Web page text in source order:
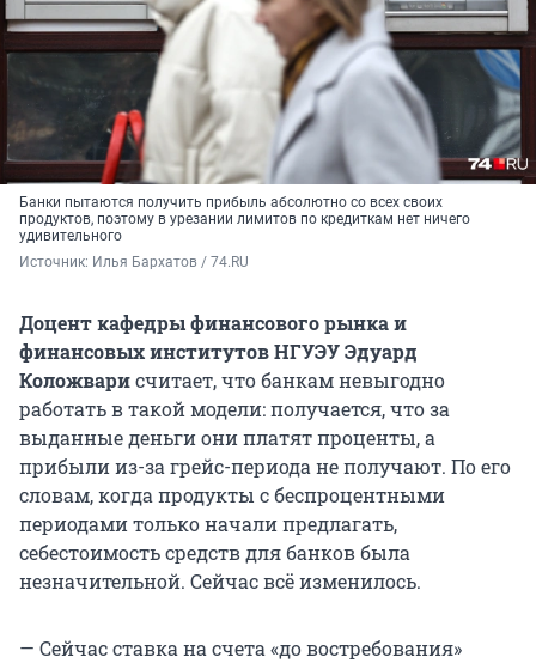
Банки пытаются получить прибыль абсолютно со всех своих
продуктов, поэтому в урезании лимитов по кредиткам нет ничего
удивительного
Источник: Илья Бархатов / 74.RU
Доцент кафедры финансового рынка и
финансовых институтов НГУЭУ Эдуард
Коложварисчитает, что банкам невыгодно
работать в такой модели: получается, что за
выданные деньги они платят проценты, а
прибыли из-за грейс-периода не получают. По его
словам, когда продукты с беспроцентными
периодами только начали предлагать,
себестоимость средств для банков была
незначительной. Сейчас всё изменилось.
— Сейчас ставка на счета «до востребования»